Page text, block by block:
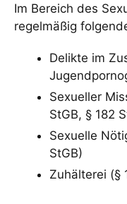
Im Bereich des
regelmäßig
Delikte im
Sexueller
StGB, § 182
Sexuelle
StGB)
Zuhälterei (§